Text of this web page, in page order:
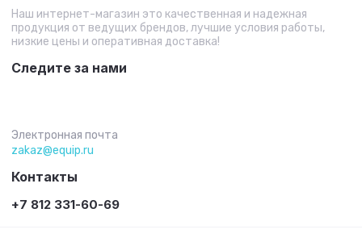
Наш интернет-магазин это качественная и надежная
продукция от ведущих брендов, лучшие условия работы,
низкие цены и оперативная доставка!
Следите за нами
Электронная почта
zakaz@equip.ru
Контакты
+7 812 331-60-69